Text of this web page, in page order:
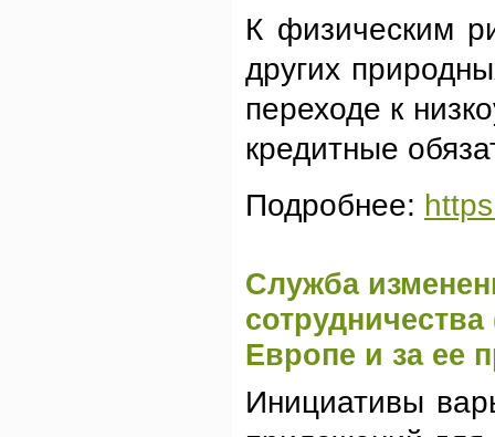
К физическим
других
переходе к
кредитные
Подробнее:
Служба
Европе и за ее
Инициативы